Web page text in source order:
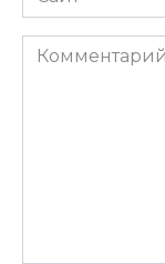
Комментарий